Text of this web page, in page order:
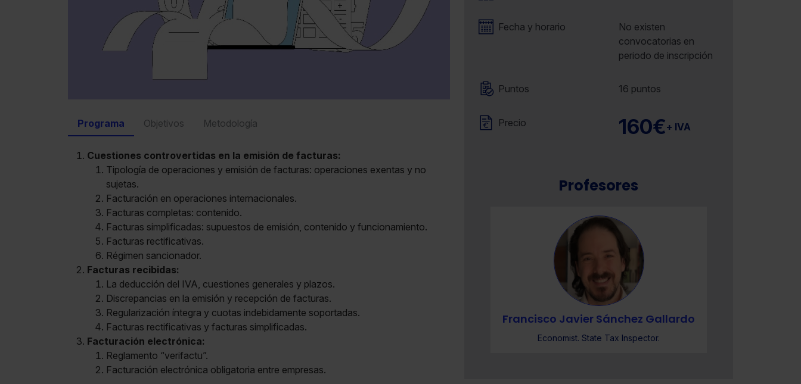
Programa Objetivos Metodología
Cuestiones controvertidas en la emisión de facturas:
Tipología de operaciones y emisión de facturas: operaciones exentas y no
sujetas.
Facturación en operaciones internacionales.
Facturas completas: contenido.
Facturas simplificadas: supuestos de emisión, contenido y funcionamiento.
Facturas rectificativas.
Régimen sancionador.
Facturas recibidas:
La deducción del IVA, cuestiones generales y plazos.
Discrepancias en la emisión y recepción de facturas.
Regularización íntegra y cuotas indebidamente soportadas.
Facturas rectificativas y facturas simplificadas.
Facturación electrónica:
Reglamento “verifactu”.
Facturación electrónica obligatoria entre empresas.
Fecha y horario
No existen
convocatorias en
periodo de inscripción
Puntos 16 puntos
Precio 160€+ IVA
Profesores
Francisco Javier Sánchez Gallardo
Economist. State Tax Inspector.
Francisco Javier Sánchez Gallardo Francisco Javier Sánchez Gallardo
Economist. State Tax Inspector.